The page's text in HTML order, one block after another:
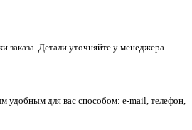
заказа. Детали уточняйте у менеджера.
удобным для вас способом: e-mail, телефон,